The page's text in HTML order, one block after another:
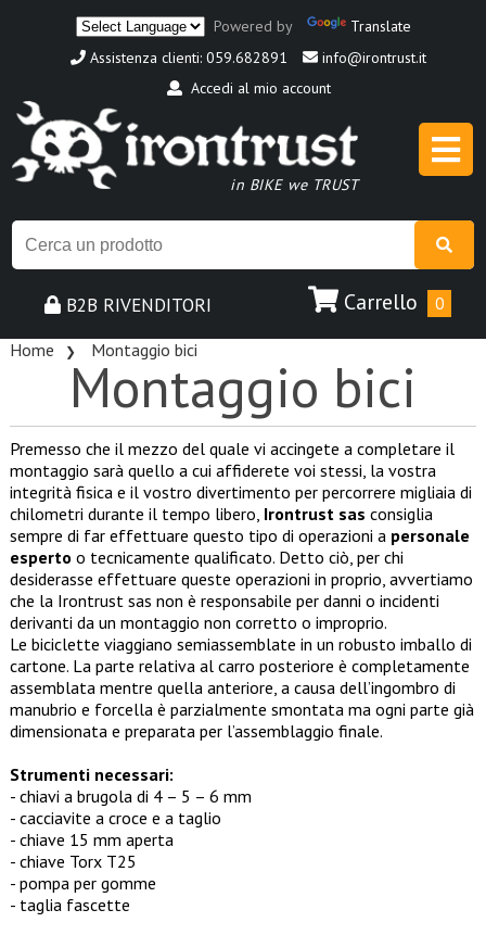
Powered by
Translate
Assistenza clienti: 059.682891
info@irontrust.it
Accedi al mio account
in BIKE we TRUST
B2B RIVENDITORI Carrello 0
Home Montaggio bici
Montaggio bici
Premesso che il mezzo del quale vi accingete a completare il
montaggio sarà quello a cui affiderete voi stessi, la vostra
integrità fisica e il vostro divertimento per percorrere migliaia di
chilometri durante il tempo libero, Irontrust sas consiglia
sempre di far effettuare questo tipo di operazioni a personale
esperto o tecnicamente qualificato. Detto ciò, per chi
desiderasse effettuare queste operazioni in proprio, avvertiamo
che la Irontrust sas non è responsabile per danni o incidenti
derivanti da un montaggio non corretto o improprio.
Le biciclette viaggiano semiassemblate in un robusto imballo di
cartone. La parte relativa al carro posteriore è completamente
assemblata mentre quella anteriore, a causa dell’ingombro di
manubrio e forcella è parzialmente smontata ma ogni parte già
dimensionata e preparata per l’assemblaggio finale.
Strumenti necessari:
- chiavi a brugola di 4 – 5 – 6 mm
- cacciavite a croce e a taglio
- chiave 15 mm aperta
- chiave Torx T25
- pompa per gomme
- taglia fascette